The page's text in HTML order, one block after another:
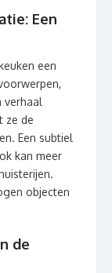
Een
een
verhaal
ze de
Een subtiel
kan meer
objecten
de